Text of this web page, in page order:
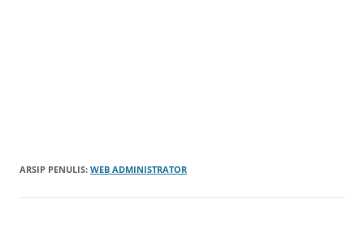
ARSIP PENULIS: WEB ADMINISTRATOR